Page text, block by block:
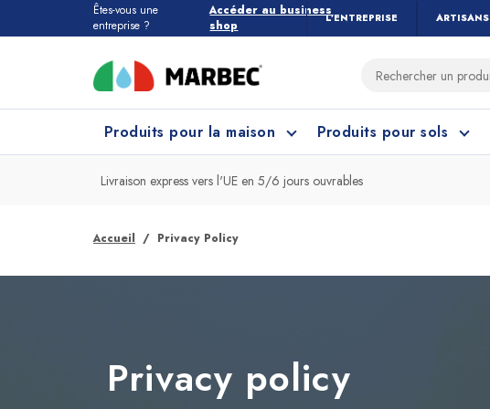
Êtes-vous une
entreprise ?
Accéder au business
shop
L’ENTREPRISE ARTISANS
Produits pour la maison
Tous les produits pour la maison
Produits pour sols
Quel étage devez-vous nettoyer ?
Livraison express vers l'UE en 5/6 jours ouvrables
Accueil Privacy Policy
Privacy policy